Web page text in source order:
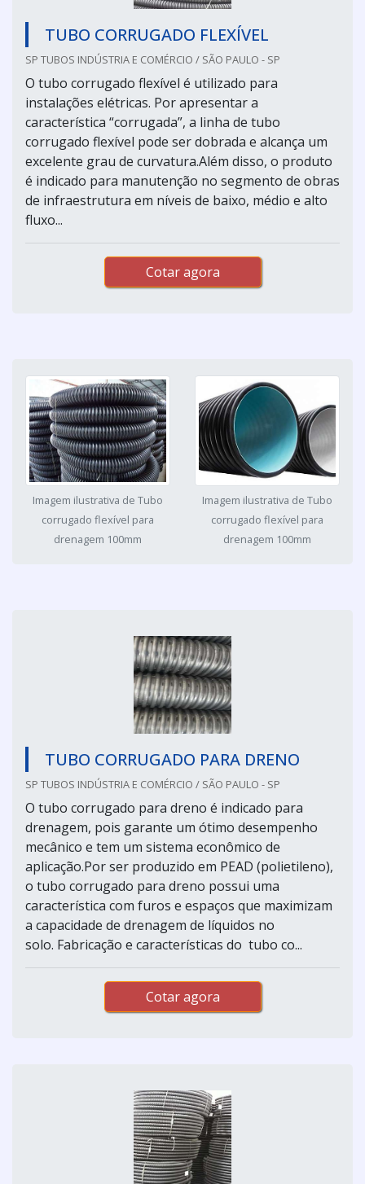
TUBO CORRUGADO FLEXÍVEL
SP TUBOS INDÚSTRIA E COMÉRCIO / SÃO PAULO - SP
O tubo corrugado flexível é utilizado para
instalações elétricas. Por apresentar a
característica “corrugada”, a linha de tubo
corrugado flexível pode ser dobrada e alcança um
excelente grau de curvatura.Além disso, o produto
é indicado para manutenção no segmento de obras
de infraestrutura em níveis de baixo, médio e alto
fluxo...
Cotar agora
Imagem ilustrativa de Tubo
corrugado flexível para
drenagem 100mm
Imagem ilustrativa de Tubo
corrugado flexível para
drenagem 100mm
TUBO CORRUGADO PARA DRENO
SP TUBOS INDÚSTRIA E COMÉRCIO / SÃO PAULO - SP
O tubo corrugado para dreno é indicado para
drenagem, pois garante um ótimo desempenho
mecânico e tem um sistema econômico de
aplicação.Por ser produzido em PEAD (polietileno),
o tubo corrugado para dreno possui uma
característica com furos e espaços que maximizam
a capacidade de drenagem de líquidos no
solo. Fabricação e características do tubo co...
Cotar agora